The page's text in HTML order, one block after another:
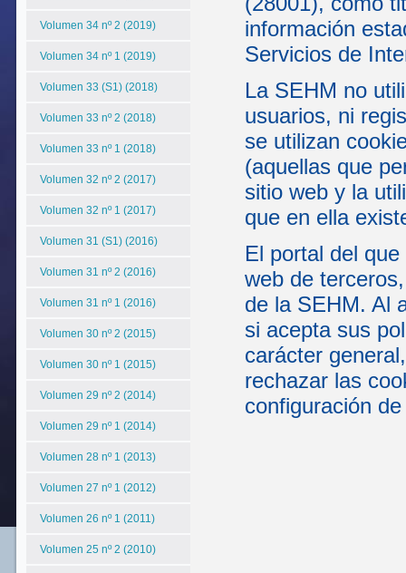
Volumen 34 nº 2 (2019)
Volumen 34 nº 1 (2019)
Volumen 33 (S1) (2018)
Volumen 33 nº 2 (2018)
Volumen 33 nº 1 (2018)
Volumen 32 nº 2 (2017)
Volumen 32 nº 1 (2017)
Volumen 31 (S1) (2016)
Volumen 31 nº 2 (2016)
Volumen 31 nº 1 (2016)
Volumen 30 nº 2 (2015)
Volumen 30 nº 1 (2015)
Volumen 29 nº 2 (2014)
Volumen 29 nº 1 (2014)
Volumen 28 nº 1 (2013)
Volumen 27 nº 1 (2012)
Volumen 26 nº 1 (2011)
Volumen 25 nº 2 (2010)
información
Servicios de
La SEHM no
usuarios, ni
se utilizan
(aquellas que
sitio web y la
que en ella
El portal del
web de
de la SEHM. Al
si acepta sus
carácter
rechazar las
configuración